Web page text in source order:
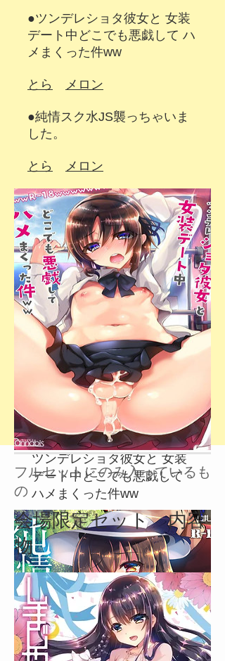
●ツンデレショタ彼女と 女装
デート中どこでも悪戯して ハ
メまくった件ww
とら メロン
​●純情スク水JS襲っちゃいま
した。
​とら メロン
ツンデレショタ彼女と 女装
デート中どこでも悪戯して
ハメまくった件ww
フルセットにのみ入っているも
の
​会場限定セット 内容
物